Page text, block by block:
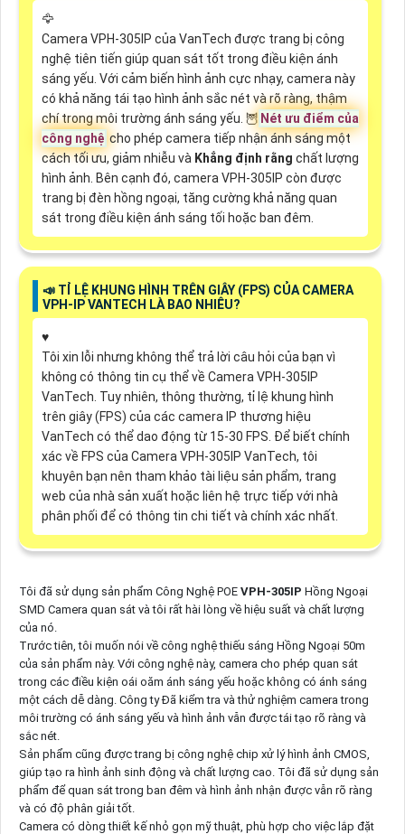
🦅
Camera VPH-305IP của VanTech được trang bị công
nghệ tiên tiến giúp quan sát tốt trong điều kiện ánh
sáng yếu. Với cảm biến hình ảnh cực nhạy, camera này
có khả năng tái tạo hình ảnh sắc nét và rõ ràng, thậm
chí trong môi trường ánh sáng yếu. 🦉 Nét ưu điểm của
công nghệ cho phép camera tiếp nhận ánh sáng một
cách tối ưu, giảm nhiễu và Khẳng định rằng chất lượng
hình ảnh. Bên cạnh đó, camera VPH-305IP còn được
trang bị đèn hồng ngoại, tăng cường khả năng quan
sát trong điều kiện ánh sáng tối hoặc ban đêm.
📣 TỈ LỆ KHUNG HÌNH TRÊN GIÂY (FPS) CỦA CAMERA
VPH-IP VANTECH LÀ BAO NHIÊU?
♥️
Tôi xin lỗi nhưng không thể trả lời câu hỏi của bạn vì
không có thông tin cụ thể về Camera VPH-305IP
VanTech. Tuy nhiên, thông thường, tỉ lệ khung hình
trên giây (FPS) của các camera IP thương hiệu
VanTech có thể dao động từ 15-30 FPS. Để biết chính
xác về FPS của Camera VPH-305IP VanTech, tôi
khuyên bạn nên tham khảo tài liệu sản phẩm, trang
web của nhà sản xuất hoặc liên hệ trực tiếp với nhà
phân phối để có thông tin chi tiết và chính xác nhất.
Tôi đã sử dụng sản phẩm Công Nghệ POE VPH-305IP Hồng Ngoại
SMD Camera quan sát và tôi rất hài lòng về hiệu suất và chất lượng
của nó.
Trước tiên, tôi muốn nói về công nghệ thiếu sáng Hồng Ngoại 50m
của sản phẩm này. Với công nghệ này, camera cho phép quan sát
trong các điều kiện oái oăm ánh sáng yếu hoặc không có ánh sáng
một cách dễ dàng. Công ty Đã kiểm tra và thử nghiệm camera trong
môi trường có ánh sáng yếu và hình ảnh vẫn được tái tạo rõ ràng và
sắc nét.
Sản phẩm cũng được trang bị công nghệ chip xử lý hình ảnh CMOS,
giúp tạo ra hình ảnh sinh động và chất lượng cao. Tôi đã sử dụng sản
phẩm để quan sát trong ban đêm và hình ảnh nhận được vẫn rõ ràng
và có độ phân giải tốt.
Camera có dòng thiết kế nhỏ gọn mỹ thuật, phù hợp cho việc lắp đặt